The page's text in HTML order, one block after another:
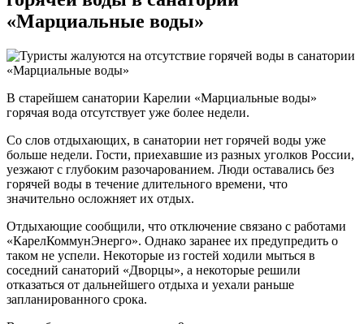
«Марциальные воды»
В старейшем санатории Карелии «Марциальные воды»
горячая вода отсутствует уже более недели.
Со слов отдыхающих, в санатории нет горячей воды уже
больше недели. Гости, приехавшие из разных уголков России,
уезжают с глубоким разочарованием. Люди оставались без
горячей воды в течение длительного времени, что
значительно осложняет их отдых.
Отдыхающие сообщили, что отключение связано с работами
«КарелКоммунЭнерго». Однако заранее их предупредить о
таком не успели. Некоторые из гостей ходили мыться в
соседний санаторий «Дворцы», а некоторые решили
отказаться от дальнейшего отдыха и уехали раньше
запланированного срока.